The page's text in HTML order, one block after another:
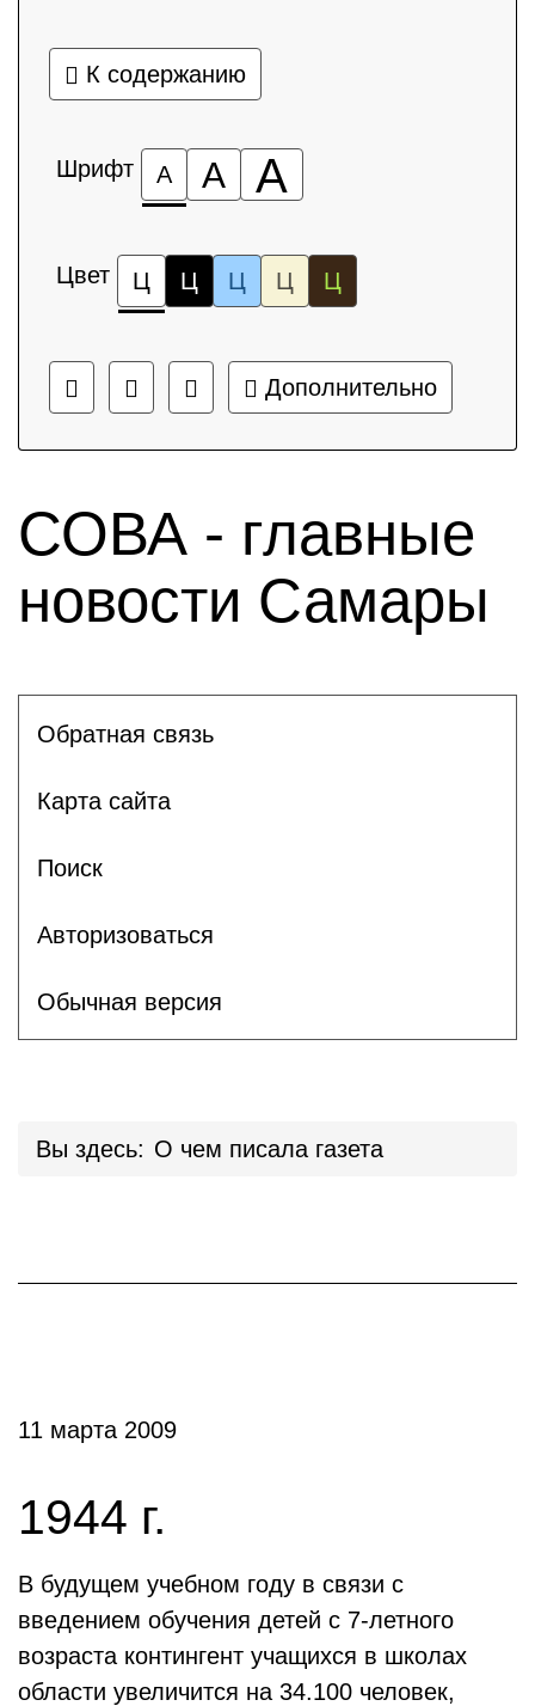
К содержанию
Шрифт А А А
Цвет Ц Ц Ц Ц Ц
Дополнительно
СОВА - главные
новости Самары
Обратная связь
Карта сайта
Поиск
Авторизоваться
Обычная версия
Вы здесь: О чем писала газета
11 марта 2009
1944 г.
В будущем учебном году в связи с
введением обучения детей с 7-летного
возраста контингент учащихся в школах
области увеличится на 34.100 человек,